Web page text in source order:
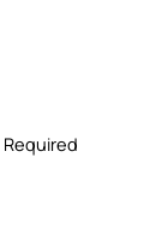
Required